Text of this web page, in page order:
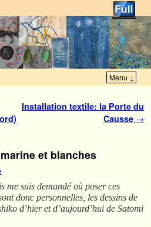
Menu ↓
Installation textile: la Porte du
Causse →
et blanches
me suis demandé où poser ces
donc personnelles, les dessins de
d’hier et d’aujourd’hui de Satomi